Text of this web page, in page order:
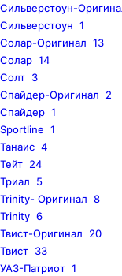
Сильверстоун-
Сильверстоун 1
Солар-Оригинал 13
Солар 14
Солт 3
Спайдер-Оригинал
2
Спайдер 1
Sportline 1
Танаис 4
Тейт 24
Триал
5
Trinity- Оригинал 8
Trinity 6
Твист-Оригинал
20
Твист 33
УАЗ-Патриот 1